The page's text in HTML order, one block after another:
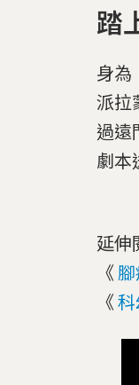
踏
身為
派拉
過遠
劇本
延伸
《
《